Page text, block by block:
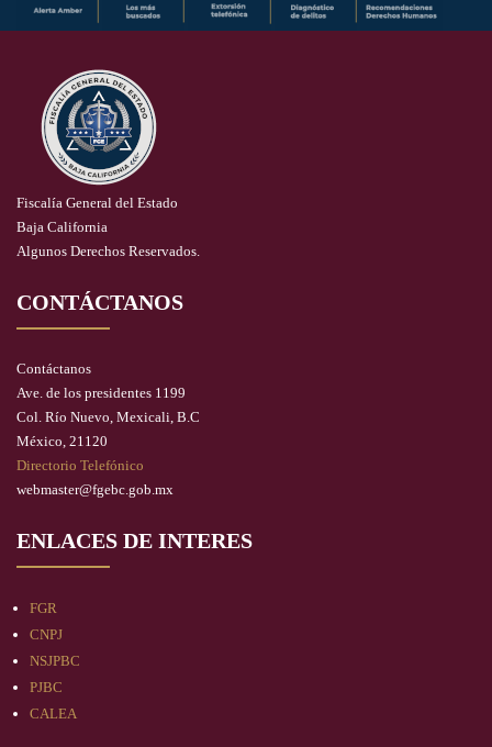
Fiscalía General del Estado
Baja California
Algunos Derechos Reservados.
CONTÁCTANOS
Contáctanos
Ave. de los presidentes 1199
Col. Río Nuevo, Mexicali, B.C
México, 21120
Directorio Telefónico
webmaster@fgebc.gob.mx
ENLACES DE INTERES
FGR
CNPJ
NSJPBC
PJBC
CALEA